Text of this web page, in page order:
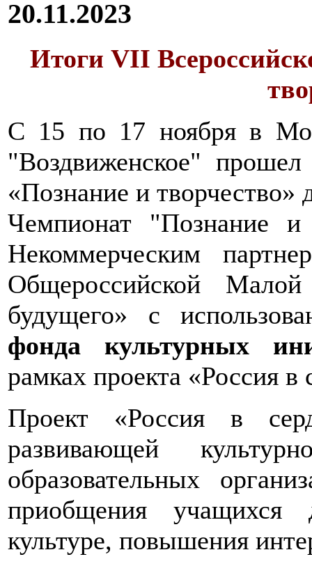
20.11.2023
Итоги VII
С 15 по 17 ноября в
"Воздвиженское"
«Познание и творчество»
Чемпионат "Познание и
Некоммерческим
Общероссийской
будущего» с
фонда культурных
рамках проекта «Россия в
Проект «Россия в
развивающей
образовательных
приобщения учащихся
культуре, повышения